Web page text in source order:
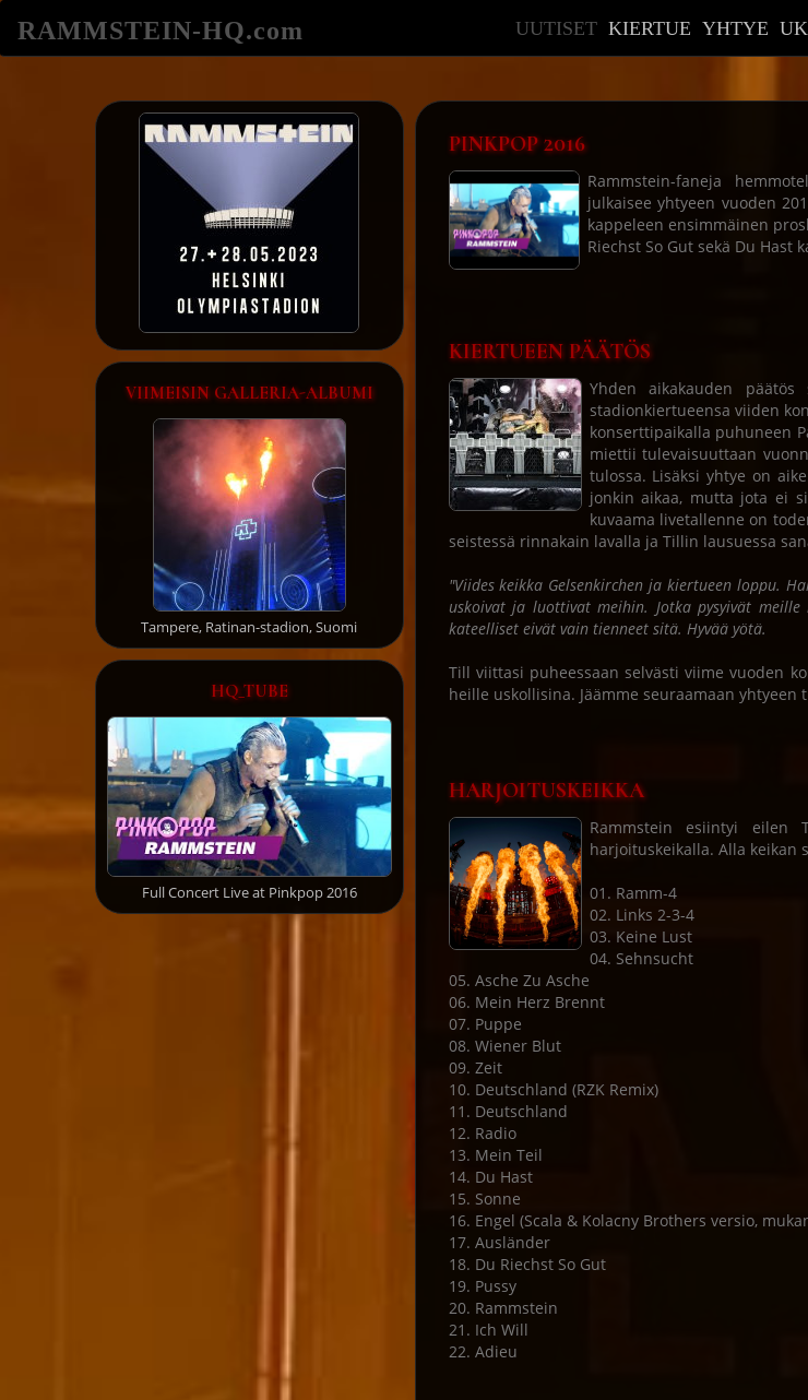
RAMMSTEIN-HQ.com UUTISET KIERTUE YHTYE
PINKPOP 2016
Rammstein-faneja
julkaisee yhtyeen vuoden
kappeleen ensimmäinen
Riechst So Gut sekä Du Hast
KIERTUEEN PÄÄTÖS
Yhden aikakauden
stadionkiertueensa viiden
konserttipaikalla puhuneen
miettii tulevaisuuttaan
tulossa. Lisäksi yhtye on
jonkin aikaa, mutta jota ei
kuvaama livetallenne on
seistessä rinnakain lavalla ja Tillin lausuessa
"Viides keikka Gelsenkirchen ja kiertueen loppu.
uskoivat ja luottivat meihin. Jotka pysyivät
kateelliset eivät vain tienneet sitä. Hyvää yötä.
Till viittasi puheessaan selvästi viime vuoden
heille uskollisina. Jäämme seuraamaan
HARJOITUSKEIKKA
Rammstein esiintyi eilen
harjoituskeikalla. Alla keikan
01. Ramm-4
02. Links 2-3-4
03. Keine Lust
04. Sehnsucht
05. Asche Zu Asche
06. Mein Herz Brennt
07. Puppe
08. Wiener Blut
09. Zeit
10. Deutschland (RZK Remix)
11. Deutschland
12. Radio
13. Mein Teil
14. Du Hast
15. Sonne
16. Engel (Scala & Kolacny Brothers versio,
17. Ausländer
18. Du Riechst So Gut
19. Pussy
20. Rammstein
21. Ich Will
22. Adieu
VIIMEISIN GALLERIA-ALBUMI
Tampere, Ratinan-stadion, Suomi
HQ_TUBE
Full Concert Live at Pinkpop 2016